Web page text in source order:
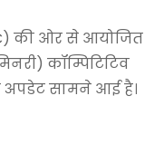
की ओर से आयोजित
कॉम्पिटिटिव
अपडेट सामने आई है।